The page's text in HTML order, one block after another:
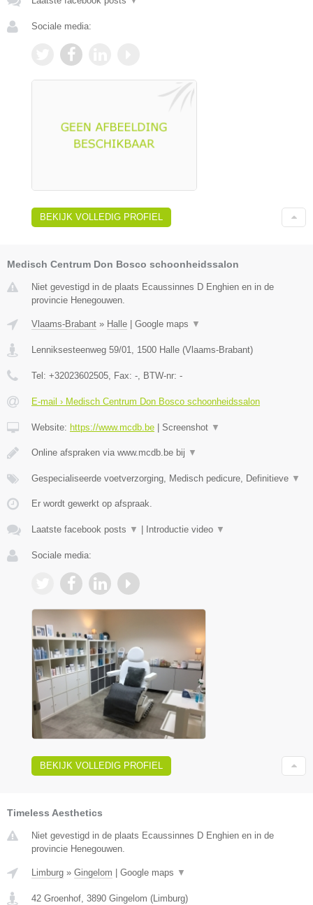
Sociale media:
BEKIJK VOLLEDIG PROFIEL
Medisch Centrum Don Bosco schoonheidssalon
Niet gevestigd in de plaats Ecaussinnes D Enghien en in de
provincie Henegouwen.
Vlaams-Brabant » Halle Google maps ▼
Lenniksesteenweg 59/01 1500 Halle (Vlaams-Brabant)
Tel: +32023602505 , Fax: - , BTW-nr: -
E-mail › Medisch Centrum Don Bosco schoonheidssalon
Website: https://www.mcdb.be Screenshot ▼
Online afspraken via www.mcdb.be bij ▼
Gespecialiseerde voetverzorging, Medisch pedicure, Definitieve ▼
Er wordt gewerkt op afspraak.
Laatste facebook posts ▼ Introductie video ▼
Sociale media:
BEKIJK VOLLEDIG PROFIEL
Timeless Aesthetics
Niet gevestigd in de plaats Ecaussinnes D Enghien en in de
provincie Henegouwen.
Limburg » Gingelom Google maps ▼
42 Groenhof, 3890 Gingelom (Limburg)